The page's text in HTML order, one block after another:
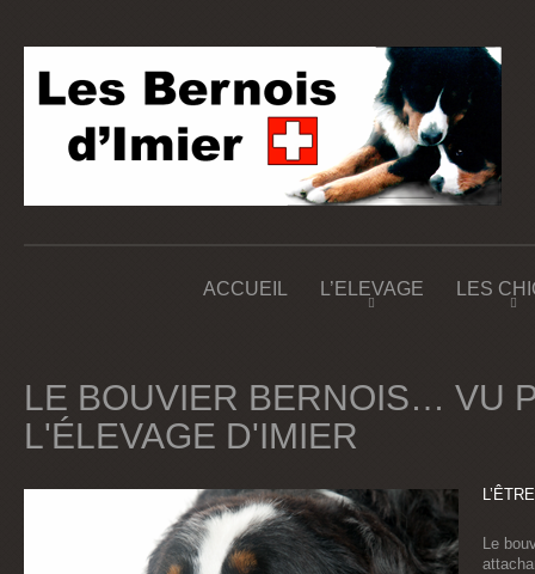
ACCUEIL L’ELEVAGE LES
LE BOUVIER BERNOIS… VU
L'ÉLEVAGE D'IMIER
Le